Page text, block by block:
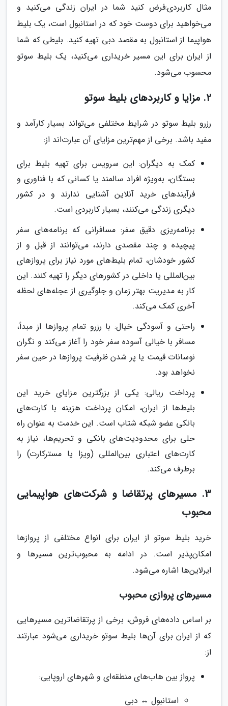
مثال کاربردی:فرض کنید شما در ایران زندگی می‌کنید و
می‌خواهید برای دوست خود که در استانبول است، یک بلیط
هواپیما از استانبول به مقصد دبی تهیه کنید. بلیطی که شما
از ایران برای این مسیر خریداری می‌کنید، یک بلیط سوتو
محسوب می‌شود.
2. مزایا و کاربردهای بلیط سوتو
رزرو بلیط سوتو در شرایط مختلفی می‌تواند بسیار کارآمد و
مفید باشد. برخی از مهم‌ترین مزایای آن عبارت‌اند از:
کمک به دیگران: این سرویس برای تهیه بلیط برای
بستگان، به‌ویژه افراد سالمند یا کسانی که با فناوری و
فرآیندهای خرید آنلاین آشنایی ندارند و در کشور
دیگری زندگی می‌کنند، بسیار کاربردی است.
برنامه‌ریزی دقیق سفر: مسافرانی که برنامه‌های سفر
پیچیده و چند مقصدی دارند، می‌توانند از قبل و از
کشور خودشان، تمام بلیط‌های مورد نیاز برای پروازهای
بین‌المللی یا داخلی در کشورهای دیگر را تهیه کنند. این
کار به مدیریت بهتر زمان و جلوگیری از عجله‌های لحظه
آخری کمک می‌کند.
راحتی و آسودگی خیال: با رزرو تمام پروازها از مبدأ،
مسافر با خیالی آسوده سفر خود را آغاز می‌کند و نگران
نوسانات قیمت یا پر شدن ظرفیت پروازها در حین سفر
نخواهد بود.
پرداخت ریالی: یکی از بزرگترین مزایای خرید این
بلیط‌ها از ایران، امکان پرداخت هزینه با کارت‌های
بانکی عضو شبکه شتاب است. این خدمت به عنوان راه
حلی برای محدودیت‌های بانکی و تحریم‌ها، نیاز به
کارت‌های اعتباری بین‌المللی (ویزا یا مسترکارت) را
برطرف می‌کند.
3. مسیرهای پرتقاضا و شرکت‌های هواپیمایی
محبوب
خرید بلیط سوتو از ایران برای انواع مختلفی از پروازها
امکان‌پذیر است. در ادامه به محبوب‌ترین مسیرها و
ایرلاین‌ها اشاره می‌شود.
مسیرهای پروازی محبوب
بر اساس داده‌های فروش، برخی از پرتقاضاترین مسیرهایی
که از ایران برای آن‌ها بلیط سوتو خریداری می‌شود عبارتند
از:
پرواز بین هاب‌های منطقه‌ای و شهرهای اروپایی:
استانبول ↔ دبی